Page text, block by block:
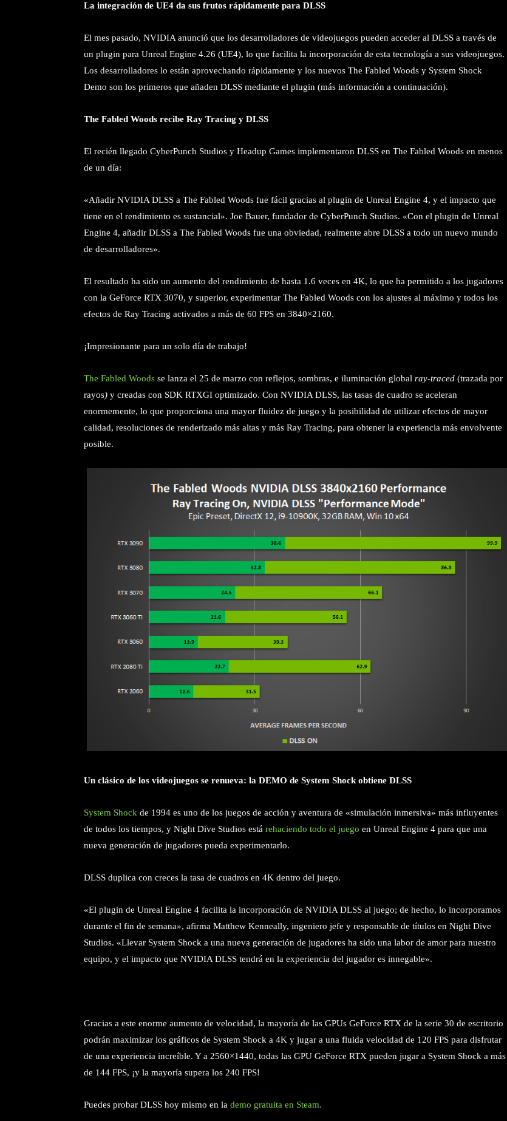
La integración de UE4 da sus frutos rápidamente para DLSS
El mes pasado, NVIDIA anunció que los desarrolladores de videojuegos pueden acceder al DLSS a través de
un plugin para Unreal Engine 4.26 (UE4), lo que facilita la incorporación de esta tecnología a sus videojuegos.
Los desarrolladores lo están aprovechando rápidamente y los nuevos The Fabled Woods y System Shock
Demo son los primeros que añaden DLSS mediante el plugin (más información a continuación).
The Fabled Woods recibe Ray Tracing y DLSS
El recién llegado CyberPunch Studios y Headup Games implementaron DLSS en The Fabled Woods en menos
de un día:
«Añadir NVIDIA DLSS a The Fabled Woods fue fácil gracias al plugin de Unreal Engine 4, y el impacto que
tiene en el rendimiento es sustancial». Joe Bauer, fundador de CyberPunch Studios. «Con el plugin de Unreal
Engine 4, añadir DLSS a The Fabled Woods fue una obviedad, realmente abre DLSS a todo un nuevo mundo
de desarrolladores».
El resultado ha sido un aumento del rendimiento de hasta 1.6 veces en 4K, lo que ha permitido a los jugadores
con la GeForce RTX 3070, y superior, experimentar The Fabled Woods con los ajustes al máximo y todos los
efectos de Ray Tracing activados a más de 60 FPS en 3840×2160.
¡Impresionante para un solo día de trabajo!
The Fabled Woods se lanza el 25 de marzo con reflejos, sombras, e iluminación global ray-traced (trazada por
rayos) y creadas con SDK RTXGI optimizado. Con NVIDIA DLSS, las tasas de cuadro se aceleran
enormemente, lo que proporciona una mayor fluidez de juego y la posibilidad de utilizar efectos de mayor
calidad, resoluciones de renderizado más altas y más Ray Tracing, para obtener la experiencia más envolvente
posible.
Un clásico de los videojuegos se renueva: la DEMO de System Shock obtiene DLSS
System Shock de 1994 es uno de los juegos de acción y aventura de «simulación inmersiva» más influyentes
de todos los tiempos, y Night Dive Studios está rehaciendo todo el juego en Unreal Engine 4 para que una
nueva generación de jugadores pueda experimentarlo.
DLSS duplica con creces la tasa de cuadros en 4K dentro del juego.
«El plugin de Unreal Engine 4 facilita la incorporación de NVIDIA DLSS al juego; de hecho, lo incorporamos
durante el fin de semana», afirma Matthew Kenneally, ingeniero jefe y responsable de títulos en Night Dive
Studios. «Llevar System Shock a una nueva generación de jugadores ha sido una labor de amor para nuestro
equipo, y el impacto que NVIDIA DLSS tendrá en la experiencia del jugador es innegable».
Gracias a este enorme aumento de velocidad, la mayoría de las GPUs GeForce RTX de la serie 30 de escritorio
podrán maximizar los gráficos de System Shock a 4K y jugar a una fluida velocidad de 120 FPS para disfrutar
de una experiencia increíble. Y a 2560×1440, todas las GPU GeForce RTX pueden jugar a System Shock a más
de 144 FPS, ¡y la mayoría supera los 240 FPS!
Puedes probar DLSS hoy mismo en la demo gratuita en Steam.